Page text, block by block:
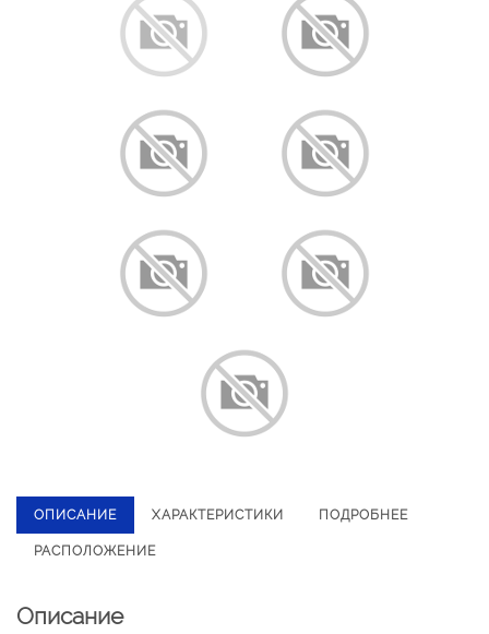
ОПИСАНИЕ ХАРАКТЕРИСТИКИ ПОДРОБНЕЕ
РАСПОЛОЖЕНИЕ
Описание